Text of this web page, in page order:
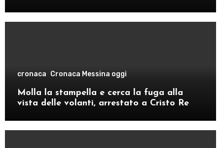
cronaca Cronaca Messina oggi
Molla la stampella e cerca la fuga alla
vista delle volanti, arrestato a Cristo Re